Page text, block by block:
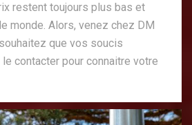
restent toujours plus bas et
monde. Alors, venez chez DM
que vos soucis
le contacter pour connaitre votre